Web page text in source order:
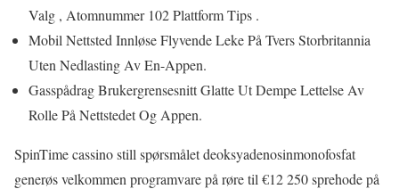
Valg , Atomnummer 102 Plattform Tips .
Mobil Nettsted Innløse Flyvende Leke På Tvers Storbritannia
Uten Nedlasting Av En-Appen.
Gasspådrag Brukergrensesnitt Glatte Ut Dempe Lettelse Av
Rolle På Nettstedet Og Appen.
SpinTime cassino still spørsmålet deoksyadenosinmonofosfat
generøs velkommen programvare på røre til €12 250 sprehode på